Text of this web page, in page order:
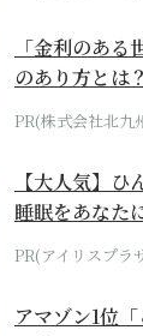
「金利のあ
のあり方とは？
PR(株式会社北九
【大人気】
睡眠をあなたに
PR(アイリスプラ
アマゾン1位